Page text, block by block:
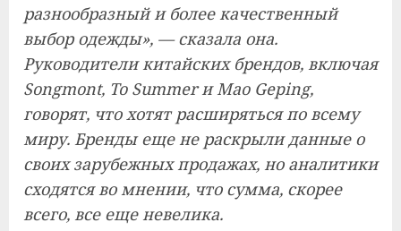
разнообразный и более качественный
выбор одежды», — сказала она.
Руководители китайских брендов, включая
Songmont, To Summer и Mao Geping,
говорят, что хотят расширяться по всему
миру. Бренды еще не раскрыли данные о
своих зарубежных продажах, но аналитики
сходятся во мнении, что сумма, скорее
всего, все еще невелика.